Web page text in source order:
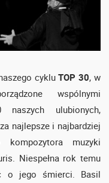
cykluTOP 30, w
wspólnymi
naszych ulubionych,
najlepsze i najbardziej
kompozytora muzyki
Niespełna rok temu
o jego śmierci. Basil